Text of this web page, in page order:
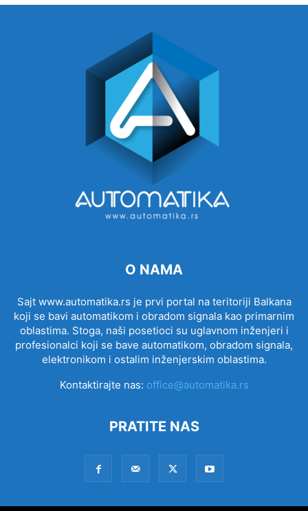
O NAMA
Sajt www.automatika.rs je prvi portal na teritoriji Balkana
koji se bavi automatikom i obradom signala kao primarnim
oblastima. Stoga, naši posetioci su uglavnom inženjeri i
profesionalci koji se bave automatikom, obradom signala,
elektronikom i ostalim inženjerskim oblastima.
Kontaktirajte nas: office@automatika.rs
PRATITE NAS